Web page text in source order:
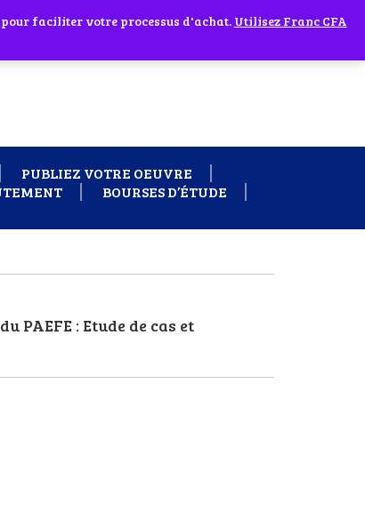
PUBLIEZ VOTRE OEUVRE
BOURSES D’ÉTUDE
: Etude de cas et
Ignorer
pour faciliter votre processus d'achat. Utilisez Franc CFA